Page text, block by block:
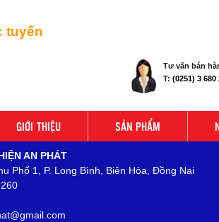
tuyến
Tư vấn bán
T: (0251) 3 680
GIỚI THIỆU SẢN PHẨM
AN PHÁT
Phố 1, P. Long Bình, Biên Hòa, Đồng Nai